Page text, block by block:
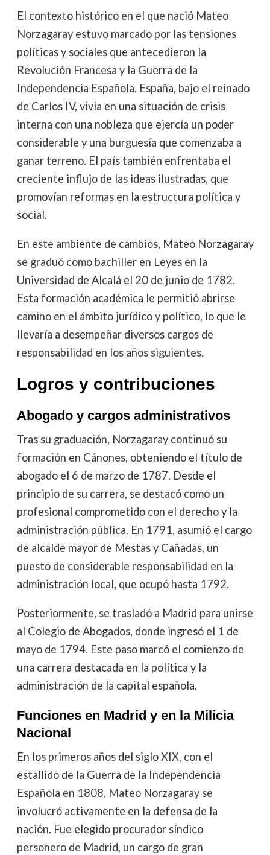
El contexto histórico en el que nació Mateo
Norzagaray estuvo marcado por las tensiones
políticas y sociales que antecedieron la
Revolución Francesa y la Guerra de la
Independencia Española. España, bajo el reinado
de Carlos IV, vivía en una situación de crisis
interna con una nobleza que ejercía un poder
considerable y una burguesía que comenzaba a
ganar terreno. El país también enfrentaba el
creciente influjo de las ideas ilustradas, que
promovían reformas en la estructura política y
social.
En este ambiente de cambios, Mateo Norzagaray
se graduó como bachiller en Leyes en la
Universidad de Alcalá el 20 de junio de 1782.
Esta formación académica le permitió abrirse
camino en el ámbito jurídico y político, lo que le
llevaría a desempeñar diversos cargos de
responsabilidad en los años siguientes.
Logros y contribuciones
Abogado y cargos administrativos
Tras su graduación, Norzagaray continuó su
formación en Cánones, obteniendo el título de
abogado el 6 de marzo de 1787. Desde el
principio de su carrera, se destacó como un
profesional comprometido con el derecho y la
administración pública. En 1791, asumió el cargo
de alcalde mayor de Mestas y Cañadas, un
puesto de considerable responsabilidad en la
administración local, que ocupó hasta 1792.
Posteriormente, se trasladó a Madrid para unirse
al Colegio de Abogados, donde ingresó el 1 de
mayo de 1794. Este paso marcó el comienzo de
una carrera destacada en la política y la
administración de la capital española.
Funciones en Madrid y en la Milicia
Nacional
En los primeros años del siglo XIX, con el
estallido de la Guerra de la Independencia
Española en 1808, Mateo Norzagaray se
involucró activamente en la defensa de la
nación. Fue elegido procurador síndico
personero de Madrid, un cargo de gran